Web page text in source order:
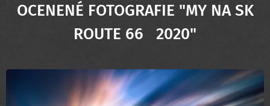
OCENENÉ FOTOGRAFIE "MY NA SK
ROUTE 66 2020"